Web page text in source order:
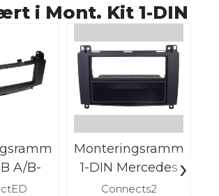
i Mont. Kit 1-DIN
A/B-
-
Monteringsramme
1-DIN Mercedes
2006-2014
Connects2
›